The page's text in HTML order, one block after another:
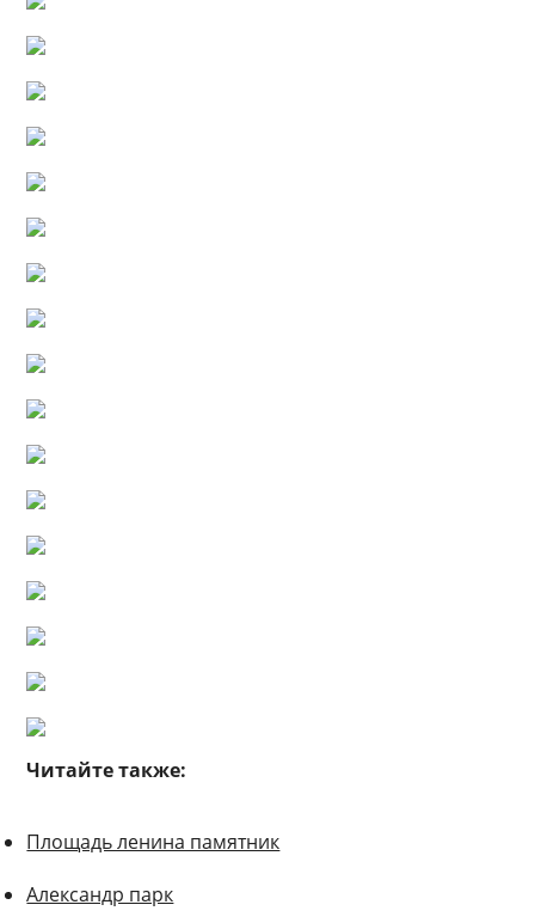
Читайте также:
Площадь ленина памятник
Александр парк